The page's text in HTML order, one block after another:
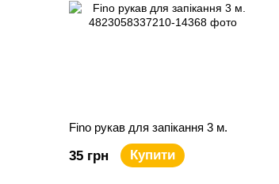
Fino рукав для запікання 3 м.
35 грн Купити